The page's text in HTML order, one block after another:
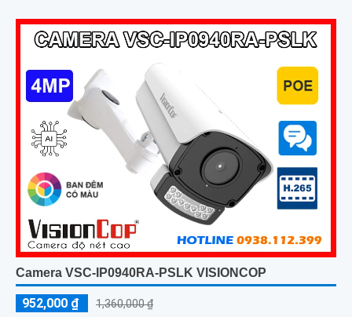
Camera VSC-IP0940RA-PSLK VISIONCOP
952,000 ₫ 1,360,000 ₫